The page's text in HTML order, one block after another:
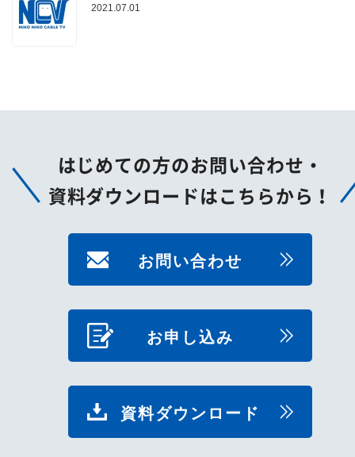
2021.07.01
はじめての方のお問い合わせ・
資料ダウンロードはこちらから！
お問い合わせ
お申し込み
資料ダウンロード